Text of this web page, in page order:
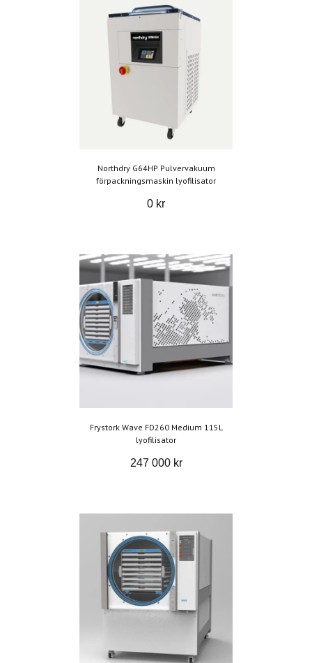
Northdry G64HP Pulvervakuum
förpackningsmaskin lyofilisator
0 kr
Frystork Wave FD260 Medium 115L
lyofilisator
247 000 kr